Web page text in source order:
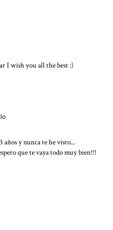
I wish you all the best :)
años y nunca te he visto...
que te vaya todo muy bien!!!